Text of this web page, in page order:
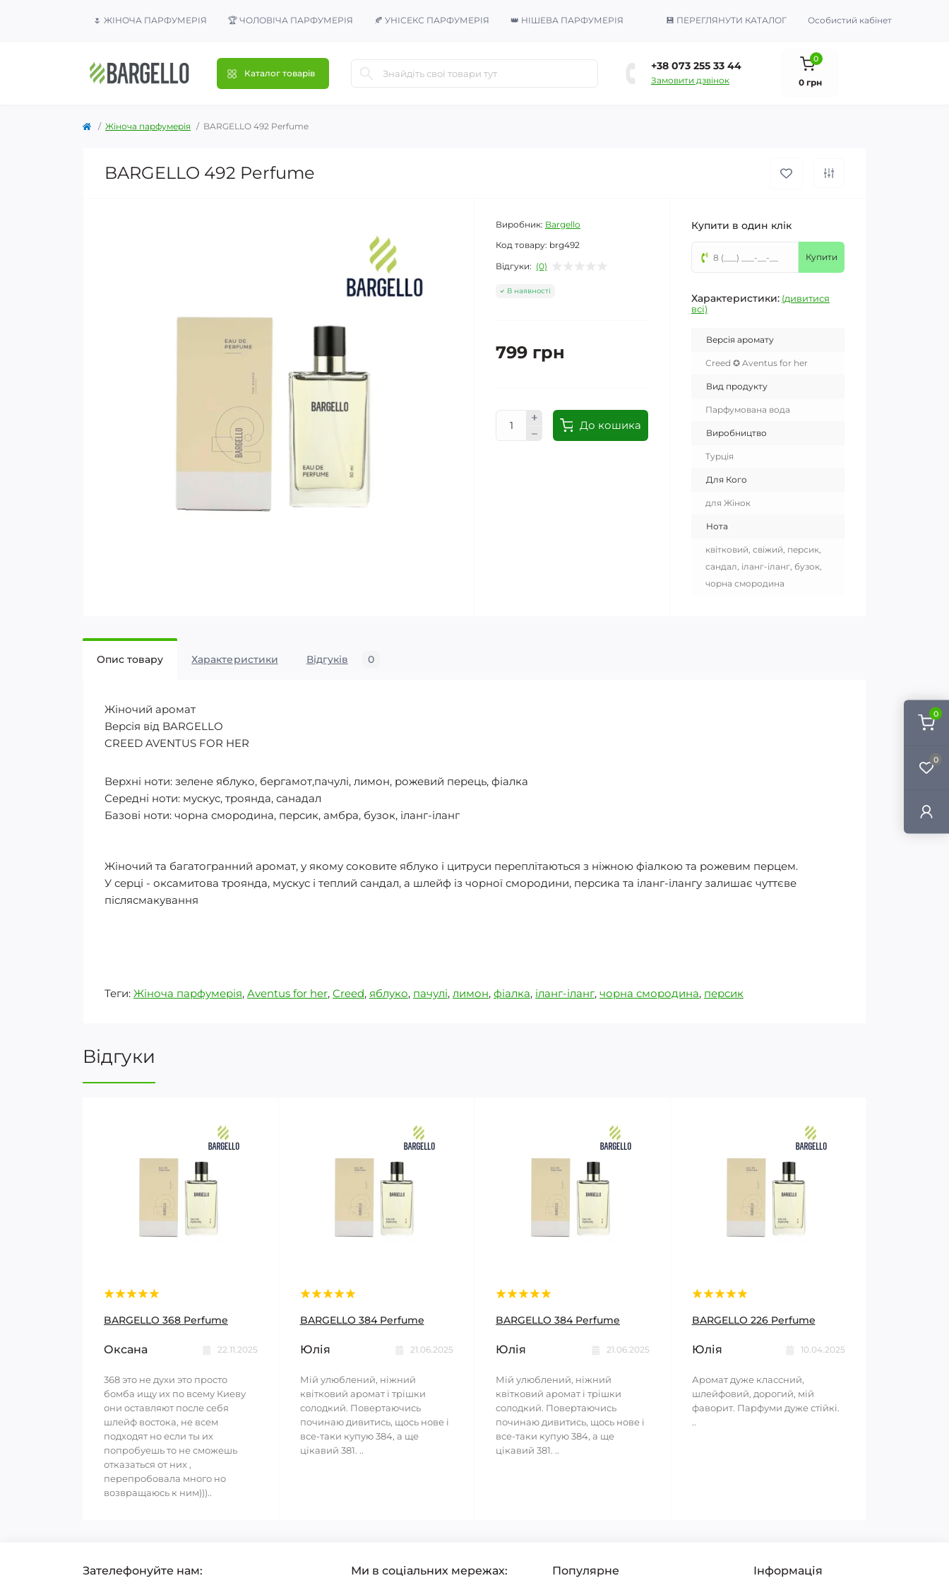
0
0
🌷 ЖІНОЧА ПАРФУМЕРІЯ 🏆 ЧОЛОВІЧА ПАРФУМЕРІЯ 🍂 УНІСЕКС ПАРФУМЕРІЯ 👑 НІШЕВА ПАРФУМЕРІЯ 💾 ПЕРЕГЛЯНУТИ КАТАЛОГ Особистий кабінет
Каталог товарів
+38 073 255 33 44
Замовити дзвінок
0
0 грн
Жіноча парфумерія BARGELLO 492 Perfume
BARGELLO 492 Perfume
Виробник: Bargello
Код товару: brg492
Відгуки: (0)
В наявності
799 грн
До кошика
Купити в один клік
Купити
Характеристики: (дивитися
всі)
Версія аромату
Creed ✪ Aventus for her
Вид продукту
Парфумована вода
Виробництво
Турція
Для Кого
для Жінок
Нота
квітковий, свіжий, персик,
сандал, іланг-іланг, бузок,
чорна смородина
Опис товару Характеристики Відгуків 0
Жіночий аромат
Версія від BARGELLO
CREED AVENTUS FOR HER
Верхні ноти: зелене яблуко, бергамот,пачулі, лимон, рожевий перець, фіалка
Середні ноти: мускус, троянда, санадал
Базові ноти: чорна смородина, персик, амбра, бузок, іланг-іланг
Жіночий та багатогранний аромат, у якому соковите яблуко і цитруси переплітаються з ніжною фіалкою та рожевим перцем.
У серці - оксамитова троянда, мускус і теплий сандал, а шлейф із чорної смородини, персика та іланг-ілангу залишає чуттєве
післясмакування
Теги: Жіноча парфумерія, Aventus for her, Creed, яблуко, пачулі, лимон, фіалка, іланг-іланг, чорна смородина, персик
Відгуки
BARGELLO 368 Perfume
Оксана 22.11.2025
368 это не духи это просто
бомба ищу их по всему Киеву
они оставляют после себя
шлейф востока, не всем
подходят но если ты их
попробуешь то не сможешь
отказаться от них ,
перепробовала много но
возвращаюсь к ним)))..
BARGELLO 384 Perfume
Юлія 21.06.2025
Мій улюблений, ніжний
квітковий аромат і трішки
солодкий. Повертаючись
починаю дивитись, щось нове і
все-таки купую 384, а ще
цікавий 381. ..
BARGELLO 384 Perfume
Юлія 21.06.2025
Мій улюблений, ніжний
квітковий аромат і трішки
солодкий. Повертаючись
починаю дивитись, щось нове і
все-таки купую 384, а ще
цікавий 381. ..
BARGELLO 226 Perfume
Юлія 10.04.2025
Аромат дуже классний,
шлейфовий, дорогий, мій
фаворит. Парфуми дуже стійкі.
..
Зателефонуйте нам: Ми в соціальних мережах: Популярне Інформація